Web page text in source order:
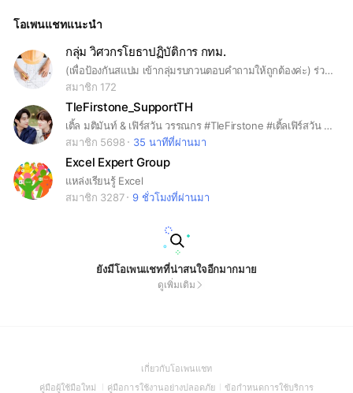
โอเพนแชทแนะนำ
กลุ่ม วิศวกรโยธาปฏิบัติการ กทม.
(เพื่อป้องกันสแปม เข้ากลุ่มรบกวนตอบคำถามให้ถูกต้องค่ะ) ร่วมแชร์แนวทางการอ่าน แนวที่คิดว่าจะออกสอบ เทคนิคการอ่าน การทำความเข้าใจ
สมาชิก 172
TleFirstone_SupportTH
เติ้ล มติมันท์ & เฟิร์สวัน วรรณกร #TleFirstone #เติ้ลเฟิร์สวัน #TLE_mtm #Firstone
สมาชิก 5698
35 นาทีที่ผ่านมา
Excel Expert Group
แหล่งเรียนรู้ Excel
สมาชิก 3287
9 ชั่วโมงที่ผ่านมา
ยังมีโอเพนแชทที่น่าสนใจอีกมากมาย
ดูเพิ่มเติม
เกี่ยวกับโอเพนแชท(Open
in
คู่มือผู้ใช้มือใหม่ (Open
คู่มือการใช้งานอย่างปลอดภัย(Open
ข้อกำหนดการใช้บริการ(Open